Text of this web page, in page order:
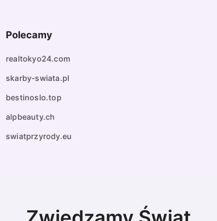
Polecamy
realtokyo24.com
skarby-swiata.pl
bestinoslo.top
alpbeauty.ch
swiatprzyrody.eu